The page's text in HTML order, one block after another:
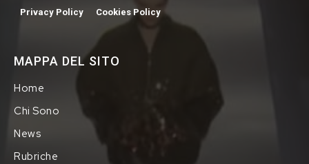
Privacy Policy Cookies Policy
MAPPA DEL SITO
Home
Chi Sono
News
Rubriche